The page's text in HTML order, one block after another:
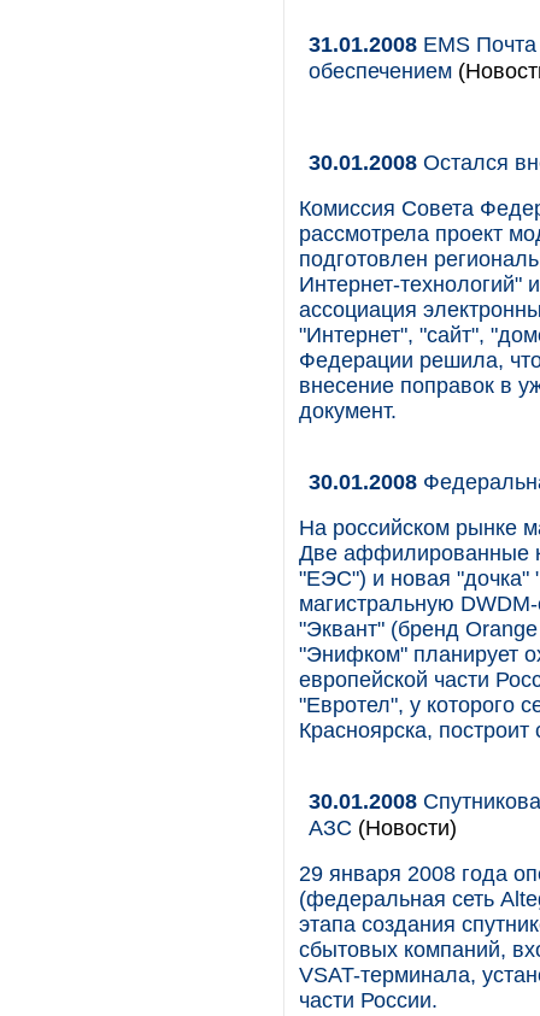
31.01.2008 EMS
обеспечением
30.01.2008 Остался
Комиссия Совета
рассмотрела проект
подготовлен
Интернет-технологий"
ассоциация
"Интернет", "сайт",
Федерации решила,
внесение поправок в
документ.
30.01.2008
На российском рынке
Две аффилированные
"ЕЭС") и новая "дочка"
магистральную
"Эквант" (бренд
"Энифком" планирует
европейской части
"Евротел", у которого
Красноярска,
30.01.2008
АЗС (Новости)
29 января 2008 года
(федеральная сеть
этапа создания
сбытовых компаний,
VSAT-терминала,
части России.